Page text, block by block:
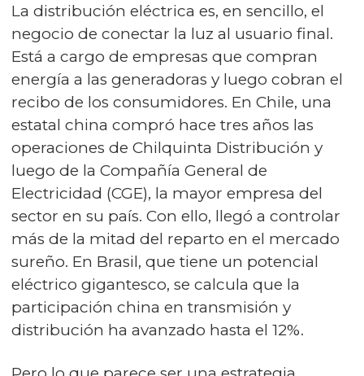
La distribución eléctrica es, en sencillo, el
negocio de conectar la luz al usuario final.
Está a cargo de empresas que compran
energía a las generadoras y luego cobran el
recibo de los consumidores. En Chile, una
estatal china compró hace tres años las
operaciones de Chilquinta Distribución y
luego de la Compañía General de
Electricidad (CGE), la mayor empresa del
sector en su país. Con ello, llegó a controlar
más de la mitad del reparto en el mercado
sureño. En Brasil, que tiene un potencial
eléctrico gigantesco, se calcula que la
participación china en transmisión y
distribución ha avanzado hasta el 12%.